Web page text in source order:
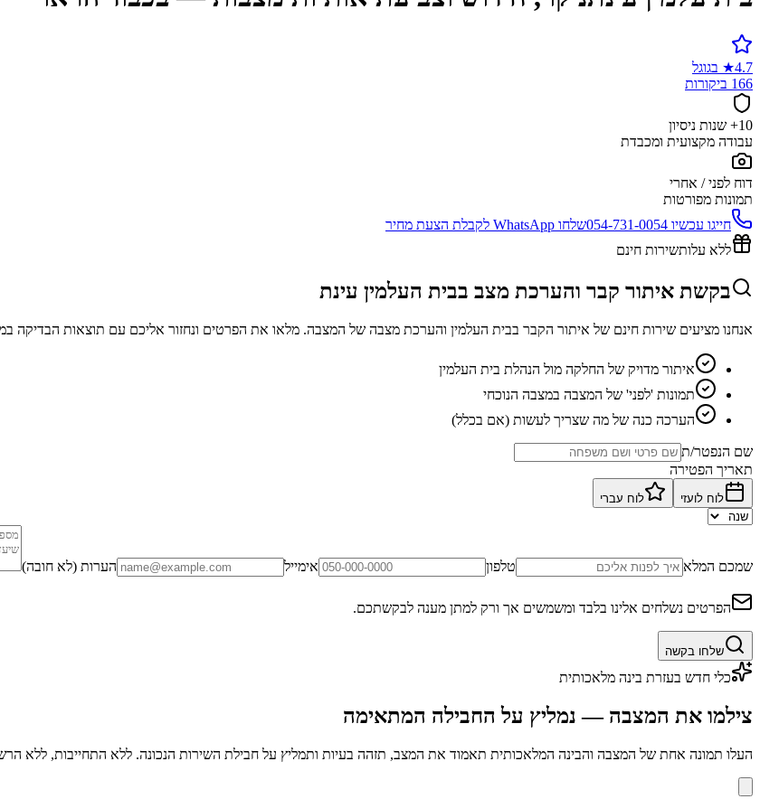
4.7
★ בגוגל
166 ביקורות
10+ שנות ניסיון
עבודה מקצועית ומכבדת
דוח לפני / אחרי
תמונות מפורטות
חייגו עכשיו 054-731-0054שלחו WhatsApp לקבלת הצעת מחיר
ללא עלותשירות חינם
בקשת איתור קבר והערכת מצב בבית העלמין עינת
אנחנו מציעים שירות חינם של איתור הקבר בבית העלמין והערכת מצבה של המצבה. מלאו את הפרטים ונחזור אליכם עם תוצאות הבדיקה
איתור מדויק של החלקה מול הנהלת בית העלמין
תמונות 'לפני' של המצבה במצבה הנוכחי
הערכה כנה של מה שצריך לעשות (אם בכלל)
שם הנפטר/ת
תאריך הפטירה
לוח לועזי לוח עברי
שמכם המלא טלפון אימייל הערות (לא חובה)
הפרטים נשלחים אלינו בלבד ומשמשים אך ורק למתן מענה לבקשתכם.
שלחו בקשה
כלי חדש בעזרת בינה מלאכותית
צילמו את המצבה — נמליץ על החבילה המתאימה
העלו תמונה אחת של המצבה והבינה המלאכותית תאמוד את המצב, תזהה בעיות ותמליץ על חבילת השירות הנכונה. ללא התחייבות, ללא